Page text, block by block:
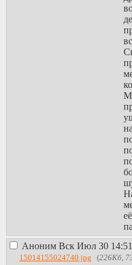
Аноним Вск Июл 30
15014155024740.jpg (226Кб,